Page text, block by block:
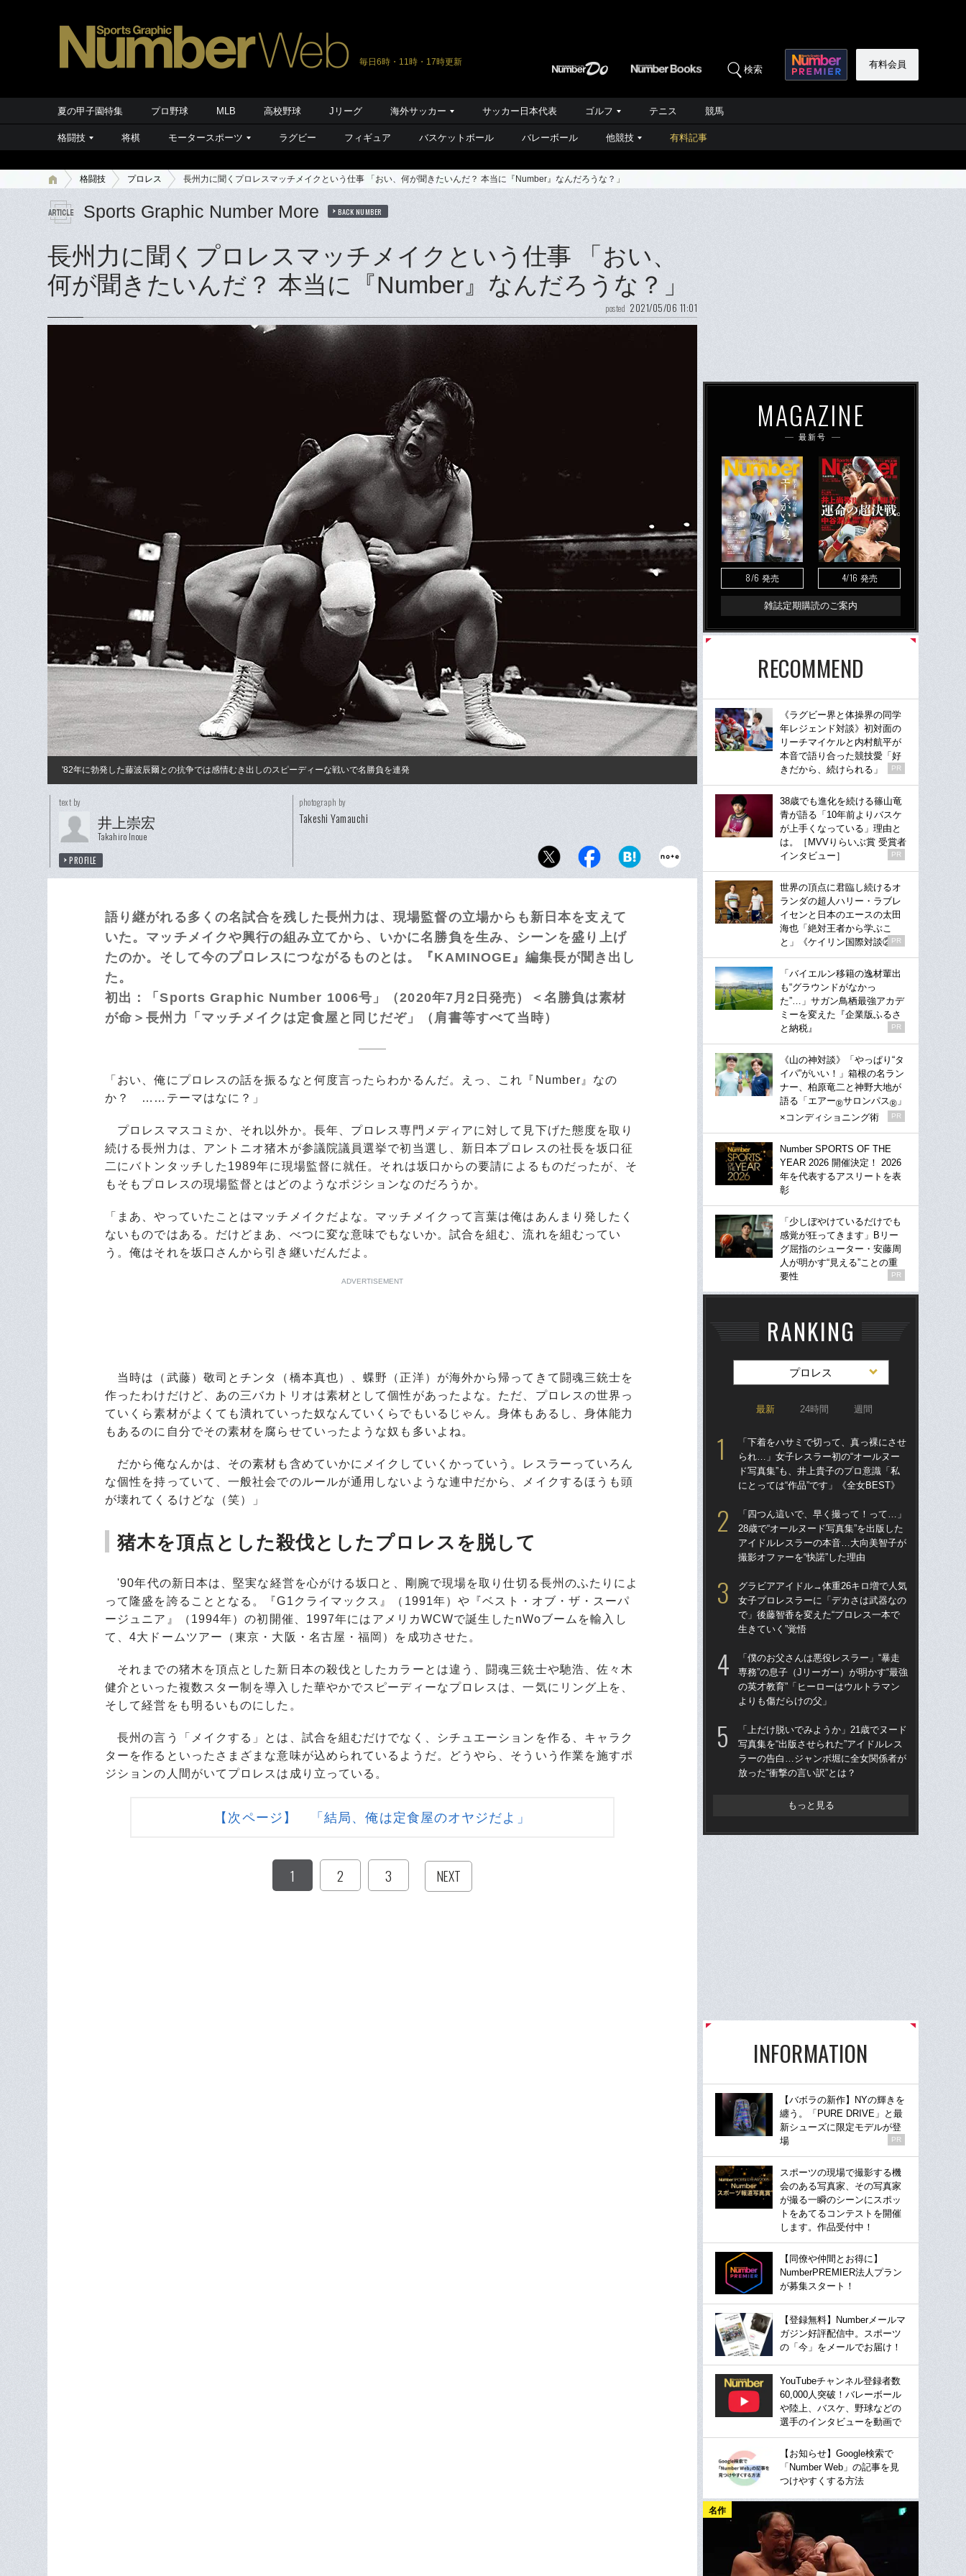
毎日6時・11時・17時更新
検索 有料会員
夏の甲子園特集 プロ野球 MLB 高校野球 Jリーグ 海外サッカー サッカー日本代表 ゴルフ テニス 競馬
格闘技 将棋 モータースポーツ ラグビー フィギュア バスケットボール バレーボール 他競技 有料記事
格闘技 プロレス 長州力に聞くプロレスマッチメイクという仕事 「おい、何が聞きたいんだ？ 本当に『Number』なんだろうな？」
Sports Graphic Number More BACK NUMBER
長州力に聞くプロレスマッチメイクという仕事 「おい、
何が聞きたいんだ？ 本当に『Number』なんだろうな？」
posted 2021/05/06 11:01
'82年に勃発した藤波辰爾との抗争では感情むき出しのスピーディーな戦いで名勝負を連発
text by
井上崇宏
Takahiro Inoue
PROFILE
photograph by
Takeshi Yamauchi
語り継がれる多くの名試合を残した長州力は、現場監督の立場からも新日本を支えて
いた。マッチメイクや興行の組み立てから、いかに名勝負を生み、シーンを盛り上げ
たのか。そして今のプロレスにつながるものとは。『KAMINOGE』編集長が聞き出し
た。
初出：「Sports Graphic Number 1006号」（2020年7月2日発売）＜名勝負は素材
が命＞長州力「マッチメイクは定食屋と同じだぞ」（肩書等すべて当時）
「おい、俺にプロレスの話を振るなと何度言ったらわかるんだ。えっ、これ『Number』なの
か？ ……テーマはなに？」
プロレスマスコミか、それ以外か。長年、プロレス専門メディアに対して見下げた態度を取り
続ける長州力は、アントニオ猪木が参議院議員選挙で初当選し、新日本プロレスの社長を坂口征
二にバトンタッチした1989年に現場監督に就任。それは坂口からの要請によるものだったが、そ
もそもプロレスの現場監督とはどのようなポジションなのだろうか。
「まあ、やっていたことはマッチメイクだよな。マッチメイクって言葉は俺はあんまり発したく
ないものではある。だけどまあ、べつに変な意味でもないか。試合を組む、流れを組むってい
う。俺はそれを坂口さんから引き継いだんだよ。
ADVERTISEMENT
当時は（武藤）敬司とチンタ（橋本真也）、蝶野（正洋）が海外から帰ってきて闘魂三銃士を
作ったわけだけど、あの三バカトリオは素材として個性があったよな。ただ、プロレスの世界っ
ていくら素材がよくても潰れていった奴なんていくらでもいるじゃん。身体もあるし、身体能力
もあるのに自分でその素材を腐らせていったような奴も多いよね。
だから俺なんかは、その素材も含めていかにメイクしていくかっていう。レスラーっていろん
な個性を持っていて、一般社会でのルールが通用しないような連中だから、メイクするほうも頭
が壊れてくるけどな（笑）」
猪木を頂点とした殺伐としたプロレスを脱して
'90年代の新日本は、堅実な経営を心がける坂口と、剛腕で現場を取り仕切る長州のふたりによ
って隆盛を誇ることとなる。『G1クライマックス』（1991年）や『ベスト・オブ・ザ・スーパ
ージュニア』（1994年）の初開催、1997年にはアメリカWCWで誕生したnWoブームを輸入し
て、4大ドームツアー（東京・大阪・名古屋・福岡）を成功させた。
それまでの猪木を頂点とした新日本の殺伐としたカラーとは違う、闘魂三銃士や馳浩、佐々木
健介といった複数スター制を導入した華やかでスピーディーなプロレスは、一気にリング上を、
そして経営をも明るいものにした。
長州の言う「メイクする」とは、試合を組むだけでなく、シチュエーションを作る、キャラク
ターを作るといったさまざまな意味が込められているようだ。どうやら、そういう作業を施すポ
ジションの人間がいてプロレスは成り立っている。
【次ページ】 「結局、俺は定食屋のオヤジだよ」
1 2 3 NEXT
MAGAZINE
最新号
8/6 発売 4/16 発売
雑誌定期購読のご案内
RECOMMEND
《ラグビー界と体操界の同学
年レジェンド対談》初対面の
リーチマイケルと内村航平が
本音で語り合った競技愛「好
きだから、続けられる」
PR
38歳でも進化を続ける篠山竜
青が語る「10年前よりバスケ
が上手くなっている」理由と
は。［MVVりらいぶ賞 受賞者
インタビュー］
PR
世界の頂点に君臨し続けるオ
ランダの超人ハリー・ラブレ
イセンと日本のエースの太田
海也「絶対王者から学ぶこ
と」《ケイリン国際対談②》
PR
「バイエルン移籍の逸材輩出
も“グラウンドがなかっ
た”…」サガン鳥栖最強アカデ
ミーを変えた『企業版ふるさ
と納税』
PR
《山の神対談》「やっぱり“タ
イパ”がいい！」箱根の名ラン
ナー、柏原竜二と神野大地が
語る「エアー®サロンパス® 」
×コンディショニング術
PR
Number SPORTS OF THE
YEAR 2026 開催決定！ 2026
年を代表するアスリートを表
彰
「少しぼやけているだけでも
感覚が狂ってきます」Bリー
グ屈指のシューター・安藤周
人が明かす“見える”ことの重
要性
PR
RANKING
プロレス
最新 24時間 週間
「下着をハサミで切って、真っ裸にさせ
られ…」女子レスラー初の“オールヌー
ド写真集”も、井上貴子のプロ意識「私
にとっては“作品”です」《全女BEST》
「四つん這いで、早く撮って！って…」
28歳で“オールヌード写真集”を出版した
アイドルレスラーの本音…大向美智子が
撮影オファーを“快諾”した理由
グラビアアイドル→体重26キロ増で人気
女子プロレスラーに「デカさは武器なの
で」後藤智香を変えた“プロレス一本で
生きていく”覚悟
「僕のお父さんは悪役レスラー」“暴走
専務”の息子（Jリーガー）が明かす“最強
の英才教育”「ヒーローはウルトラマン
よりも傷だらけの父」
「上だけ脱いでみようか」21歳でヌード
写真集を“出版させられた”アイドルレス
ラーの告白…ジャンボ堀に全女関係者が
放った“衝撃の言い訳”とは？
もっと見る
INFORMATION
【バボラの新作】NYの輝きを
纏う。「PURE DRIVE」と最
新シューズに限定モデルが登
場
PR
スポーツの現場で撮影する機
会のある写真家、その写真家
が撮る一瞬のシーンにスポッ
トをあてるコンテストを開催
します。作品受付中！
【同僚や仲間とお得に】
NumberPREMIER法人プラン
が募集スタート！
【登録無料】Numberメールマ
ガジン好評配信中。スポーツ
の「今」をメールでお届け！
YouTubeチャンネル登録者数
60,000人突破！バレーボール
や陸上、バスケ、野球などの
選手のインタビューを動画で
【お知らせ】Google検索で
「Number Web」の記事を見
つけやすくする方法
名作